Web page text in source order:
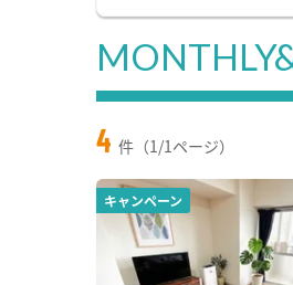
4 件（1/1ページ）
キャンペーン